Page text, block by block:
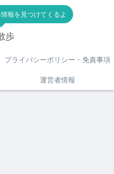
報を見つけてくるよ
歩
プライバシーポリシー・免責事項
運営者情報